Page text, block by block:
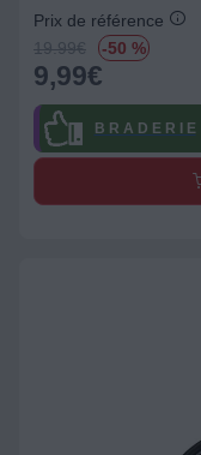
Prix de référence
19.99€ -50 %
9,99€
B R A D E R I E